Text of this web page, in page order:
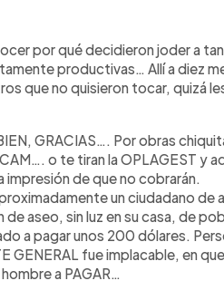
por qué decidieron joder a
productivas… Allí a diez
que no quisieron tocar, quizá
GRACIAS…. Por obras
o te tiran la OPLAGEST y
impresión de que no cobrarán.
un ciudadano de
de aseo, sin luz en su casa, de
a pagar unos 200 dólares.
GENERAL fue implacable, en
a PAGAR…